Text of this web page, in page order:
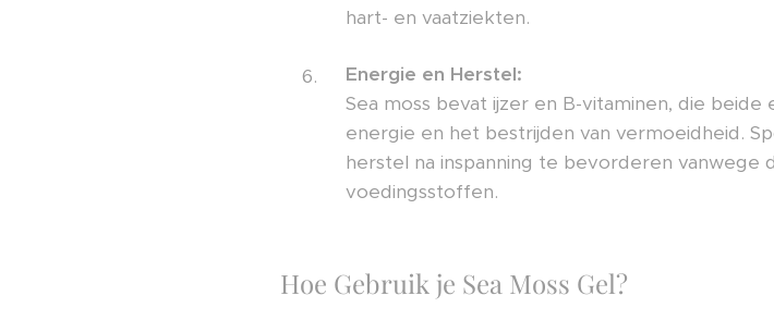
hart- en vaatziekten.
Energie en Herstel:
Sea moss bevat ijzer en B-vitaminen, die
energie en het bestrijden van vermoeidheid.
herstel na inspanning te bevorderen vanwege
voedingsstoffen.
Hoe Gebruik je Sea Moss Gel?